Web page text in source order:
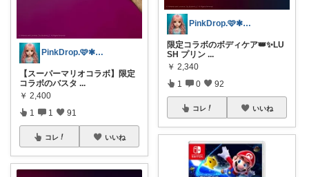
PinkDrop.🩷✱ご購入感謝ﾃﾞｽ
【スーパーマリオコラボ】限定
コラボのバスタ ...
￥ 2,400
1 1 91
コレ いいね
PinkDrop.🩷✱ご購入感謝ﾃﾞｽ
限定コラボのボディケア👑✨LU
SH プリン ...
￥ 2,340
1 0 92
コレ いいね